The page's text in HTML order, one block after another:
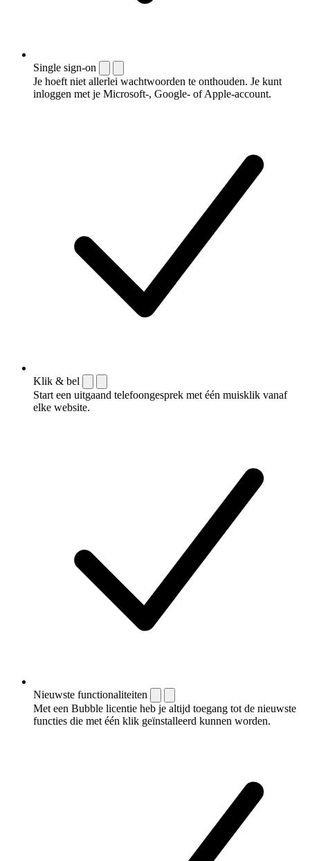
Single sign-on
Je hoeft niet allerlei wachtwoorden te onthouden. Je kunt
inloggen met je Microsoft-, Google- of Apple-account.
Klik & bel
Start een uitgaand telefoongesprek met één muisklik vanaf
elke website.
Nieuwste functionaliteiten
Met een Bubble licentie heb je altijd toegang tot de nieuwste
functies die met één klik geïnstalleerd kunnen worden.